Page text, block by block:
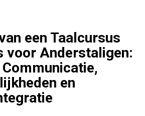
een Taalcursus
voor Anderstaligen:
en